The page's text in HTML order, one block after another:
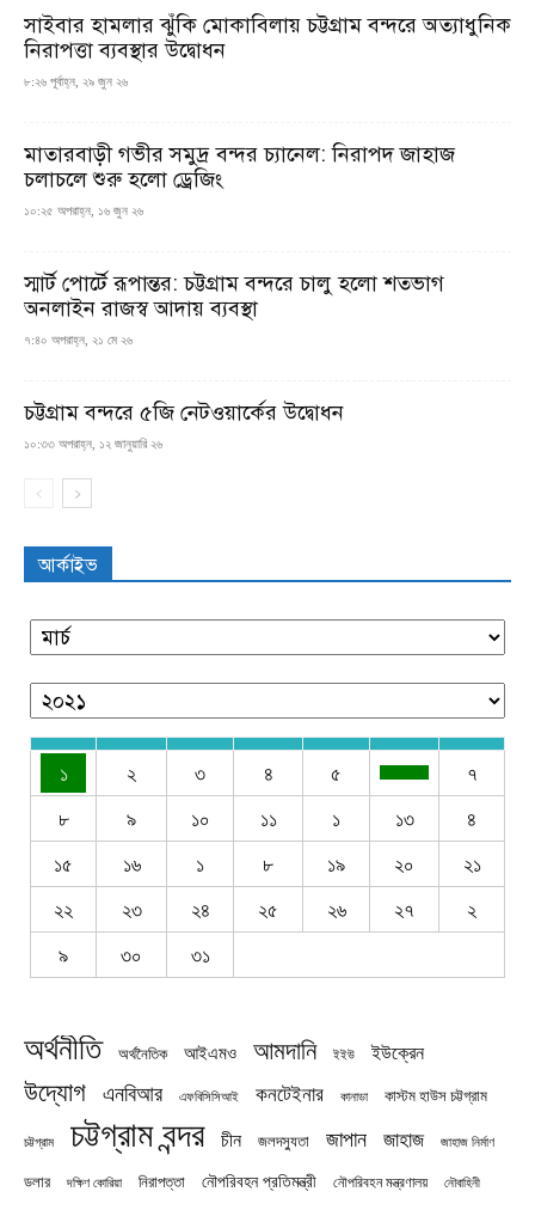
সাইবার হামলার ঝুঁকি মোকাবিলায় চট্টগ্রাম বন্দরে অত্যাধুনিক
নিরাপত্তা ব্যবস্থার উদ্বোধন
৮:২৬ পূর্বাহ্ন, ২৯ জুন ২৬
মাতারবাড়ী গভীর সমুদ্র বন্দর চ্যানেল: নিরাপদ জাহাজ
চলাচলে শুরু হলো ড্রেজিং
১০:২৫ অপরাহ্ন, ১৬ জুন ২৬
স্মার্ট পোর্টে রূপান্তর: চট্টগ্রাম বন্দরে চালু হলো শতভাগ
অনলাইন রাজস্ব আদায় ব্যবস্থা
৭:৪০ অপরাহ্ন, ২১ মে ২৬
চট্টগ্রাম বন্দরে ৫জি নেটওয়ার্কের উদ্বোধন
১০:৩৩ অপরাহ্ন, ১২ জানুয়ারি ২৬
আর্কাইভ
১ ২ ৩ ৪ ৫
৭
৮
৯ ১০ ১১ ১ ১৩
৪
১৫
১৬ ১ ৮ ১৯ ২০
২১
২২
২৩ ২৪ ২৫ ২৬ ২৭
২
৯
৩০ ৩১
অর্থনীতি অর্থনৈতিক আইএমও আমদানি ইইউ ইউক্রেন
উদ্যোগ এনবিআর এফবিসিসিআই কনটেইনার কানাডা কাস্টম হাউস চট্টগ্রাম
চট্টগ্রাম চট্টগ্রাম বন্দর চীন জলদস্যুতা জাপান জাহাজ জাহাজ নির্মাণ
ডলার দক্ষিণ কোরিয়া নিরাপত্তা নৌপরিবহন প্রতিমন্ত্রী নৌপরিবহন মন্ত্রণালয় নৌবাহিনী